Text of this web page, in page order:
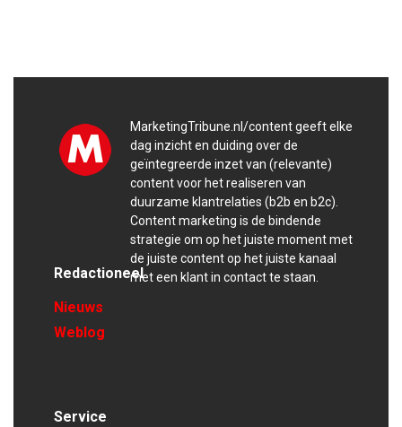
MarketingTribune.nl/content geeft elke
dag inzicht en duiding over de
geïntegreerde inzet van (relevante)
content voor het realiseren van
duurzame klantrelaties (b2b en b2c).
Content marketing is de bindende
strategie om op het juiste moment met
de juiste content op het juiste kanaal
met een klant in contact te staan.
Redactioneel
Nieuws
Weblog
Service